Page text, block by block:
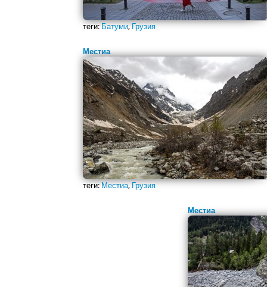
теги:Батуми,Грузия
Местиа
теги:Местиа,Грузия
Местиа